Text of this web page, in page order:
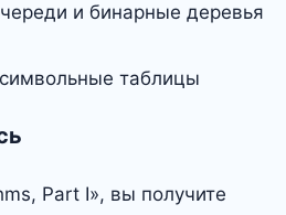
и бинарные деревья
таблицы
Part I», вы получите